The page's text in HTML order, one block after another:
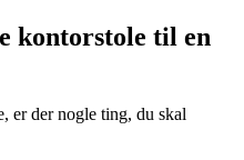
kontorstole til en
er der nogle ting, du skal